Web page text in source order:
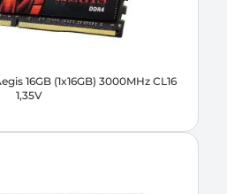
16GB (1x16GB) 3000MHz CL16
1,35V